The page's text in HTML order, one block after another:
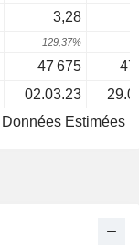
3,28
129,37%
47 675
47
02.03.23
Données Estimées